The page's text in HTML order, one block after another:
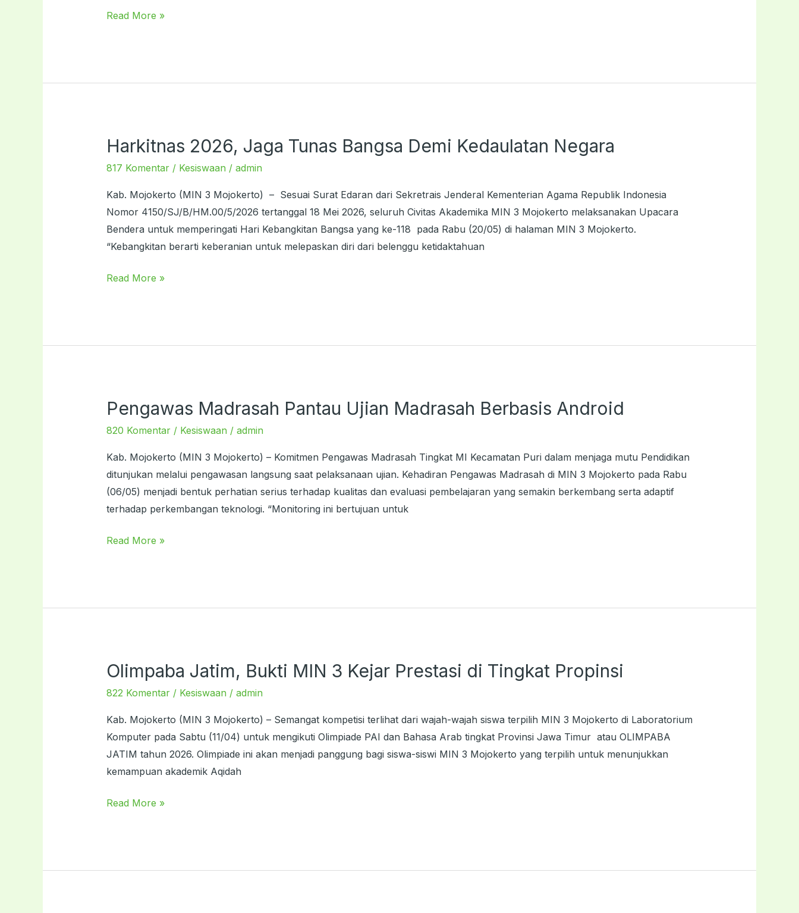
Read More »
Harkitnas 2026, Jaga Tunas Bangsa Demi Kedaulatan Negara
817 Komentar / Kesiswaan / admin
Kab. Mojokerto (MIN 3 Mojokerto) – Sesuai Surat Edaran dari Sekretrais Jenderal Kementerian Agama Republik Indonesia
Nomor 4150/SJ/B/HM.00/5/2026 tertanggal 18 Mei 2026, seluruh Civitas Akademika MIN 3 Mojokerto melaksanakan Upacara
Bendera untuk memperingati Hari Kebangkitan Bangsa yang ke-118 pada Rabu (20/05) di halaman MIN 3 Mojokerto.
“Kebangkitan berarti keberanian untuk melepaskan diri dari belenggu ketidaktahuan
Harkitnas
Tunas
Bangsa
Demi
Kedaulatan
Read More »
Pengawas Madrasah Pantau Ujian Madrasah Berbasis Android
820 Komentar / Kesiswaan / admin
Kab. Mojokerto (MIN 3 Mojokerto) – Komitmen Pengawas Madrasah Tingkat MI Kecamatan Puri dalam menjaga mutu Pendidikan
ditunjukan melalui pengawasan langsung saat pelaksanaan ujian. Kehadiran Pengawas Madrasah di MIN 3 Mojokerto pada Rabu
(06/05) menjadi bentuk perhatian serius terhadap kualitas dan evaluasi pembelajaran yang semakin berkembang serta adaptif
terhadap perkembangan teknologi. “Monitoring ini bertujuan untuk
Pengawas
Madrasah
Ujian
Madrasah
Berbasis
Android
Read More »
Olimpaba Jatim, Bukti MIN 3 Kejar Prestasi di Tingkat Propinsi
822 Komentar / Kesiswaan / admin
Kab. Mojokerto (MIN 3 Mojokerto) – Semangat kompetisi terlihat dari wajah-wajah siswa terpilih MIN 3 Mojokerto di Laboratorium
Komputer pada Sabtu (11/04) untuk mengikuti Olimpiade PAI dan Bahasa Arab tingkat Provinsi Jawa Timur atau OLIMPABA
JATIM tahun 2026. Olimpiade ini akan menjadi panggung bagi siswa-siswi MIN 3 Mojokerto yang terpilih untuk menunjukkan
kemampuan akademik Aqidah
Olimpaba
MIN
3
Kejar
Prestasi
Tingkat
Read More »